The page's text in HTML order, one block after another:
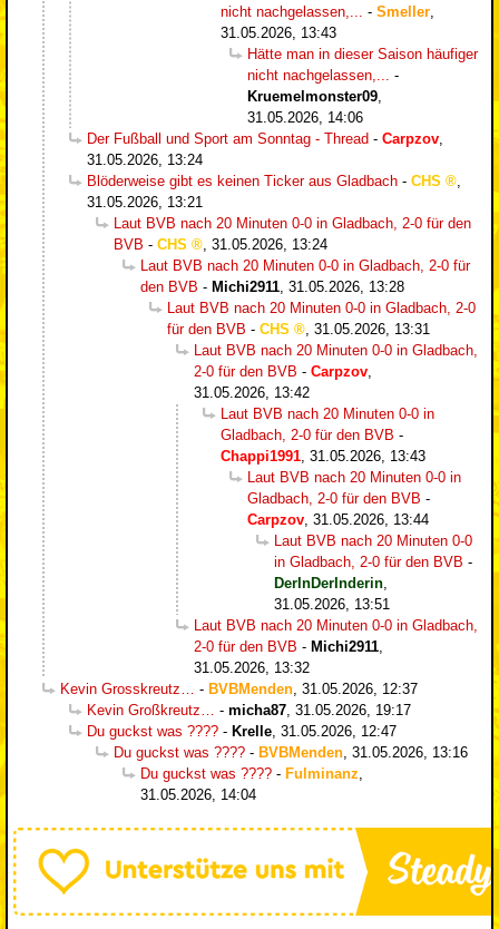
nicht nachgelassen,...
- Smeller
31.05.2026, 13:43
Hätte man in dieser Saison häufiger
nicht nachgelassen,...
-
Kruemelmonster09
31.05.2026, 14:06
Der Fußball und Sport am Sonntag - Thread - Carpzov
31.05.2026, 13:24
Blöderweise gibt es keinen Ticker aus Gladbach - CHS
31.05.2026, 13:21
Laut BVB nach 20 Minuten 0-0 in Gladbach, 2-0 für den
BVB - CHS
31.05.2026, 13:24
Laut BVB nach 20 Minuten 0-0 in Gladbach, 2-0 für
den BVB - Michi2911 31.05.2026, 13:28
Laut BVB nach 20 Minuten 0-0 in Gladbach, 2-0
für den BVB - CHS
31.05.2026, 13:31
Laut BVB nach 20 Minuten 0-0 in Gladbach,
2-0 für den BVB - Carpzov
31.05.2026, 13:42
Laut BVB nach 20 Minuten 0-0 in
Gladbach, 2-0 für den BVB -
Chappi1991 31.05.2026, 13:43
Laut BVB nach 20 Minuten 0-0 in
Gladbach, 2-0 für den BVB -
Carpzov 31.05.2026, 13:44
Laut BVB nach 20 Minuten 0-0
in Gladbach, 2-0 für den BVB -
DerInDerInderin
31.05.2026, 13:51
Laut BVB nach 20 Minuten 0-0 in Gladbach,
2-0 für den BVB - Michi2911
31.05.2026, 13:32
Kevin Grosskreutz…
- BVBMenden 31.05.2026, 12:37
Kevin Großkreutz…
- micha87 31.05.2026, 19:17
Du guckst was ???? - Krelle 31.05.2026, 12:47
Du guckst was ???? - BVBMenden 31.05.2026, 13:16
Du guckst was ???? - Fulminanz
31.05.2026, 14:04